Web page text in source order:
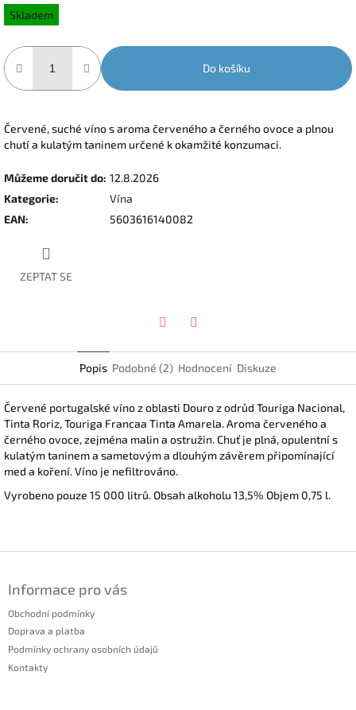
cena:
Skladem
Do košíku
Červené, suché víno s aroma červeného a černého ovoce a plnou
chutí a kulatým taninem určené k okamžité konzumaci.
Můžeme doručit do: 12.8.2026
Kategorie:
Vína
EAN: 5603616140082
ZEPTAT SE
Popis Podobné (2) Hodnocení Diskuze
Červené portugalské víno z oblasti Douro z odrůd Touriga Nacional,
Tinta Roriz, Touriga Francaa Tinta Amarela. Aroma červeného a
černého ovoce, zejména malin a ostružin. Chuť je plná, opulentní s
kulatým taninem a sametovým a dlouhým závěrem připomínající
med a koření. Víno je nefiltrováno.
Vyrobeno pouze 15 000 litrů. Obsah alkoholu 13,5% Objem 0,75 l.
Informace pro vás
Obchodní podmínky
Doprava a platba
Podmínky ochrany osobních údajů
Kontakty